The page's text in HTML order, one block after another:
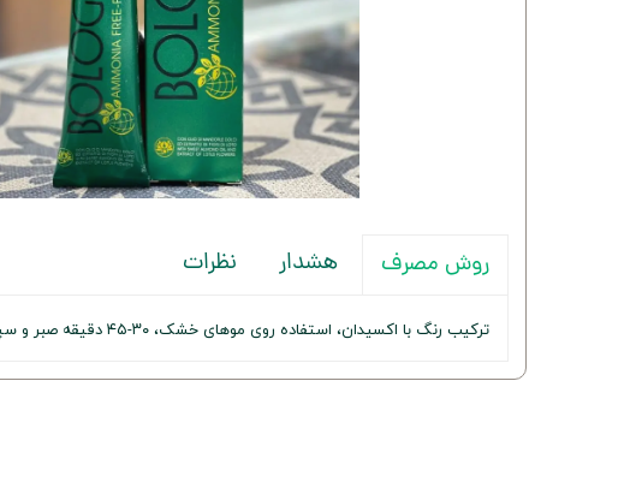
روش مصرف هشدار نظرات
ترکیب رنگ با اکسیدان، استفاده روی موهای خشک، ۳۰-۴۵ دقیقه صبر و سپس شستشو